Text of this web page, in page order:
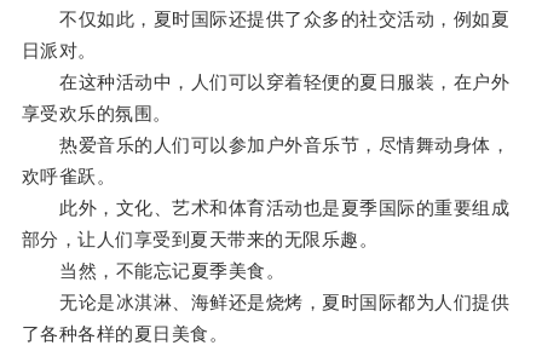
不仅如此，夏时国际还提供了众多的社交活动，例如夏
日派对。
在这种活动中，人们可以穿着轻便的夏日服装，在户外
享受欢乐的氛围。
热爱音乐的人们可以参加户外音乐节，尽情舞动身体，
欢呼雀跃。
此外，文化、艺术和体育活动也是夏季国际的重要组成
部分，让人们享受到夏天带来的无限乐趣。
当然，不能忘记夏季美食。
无论是冰淇淋、海鲜还是烧烤，夏时国际都为人们提供
了各种各样的夏日美食。